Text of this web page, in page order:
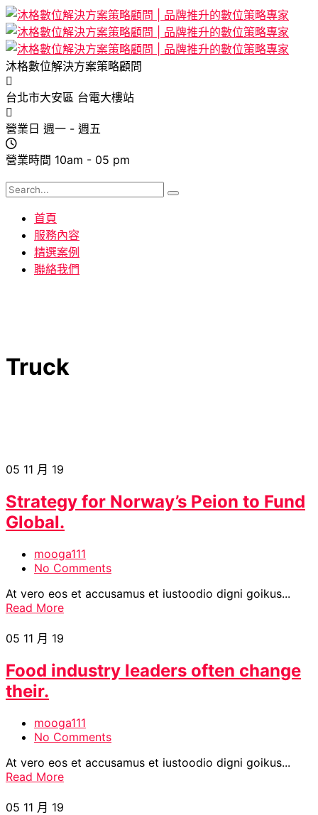
沐格數位解決方案策略顧問
台北市大安區 台電大樓站
營業日 週一 - 週五
營業時間 10am - 05 pm
首頁
服務內容
精選案例
聯絡我們
Truck
05 11 月 19
Strategy for Norway’s Peion to Fund
Global.
mooga111
No Comments
At vero eos et accusamus et iustoodio digni goikus...
Read More
05 11 月 19
Food industry leaders often change
their.
mooga111
No Comments
At vero eos et accusamus et iustoodio digni goikus...
Read More
05 11 月 19